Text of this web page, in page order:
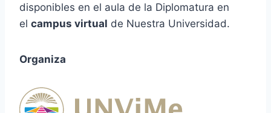
disponibles en el aula de la Diplomatura en
el campus virtual de Nuestra Universidad.
Organiza